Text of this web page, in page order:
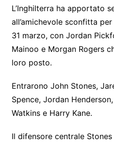
L’Inghilterra ha apportato
all’amichevole sconfitta
31 marzo, con Jordan
Mainoo e Morgan Rogers
loro posto.
Entrarono John Stones,
Spence, Jordan
Watkins e Harry Kane.
Il difensore centrale